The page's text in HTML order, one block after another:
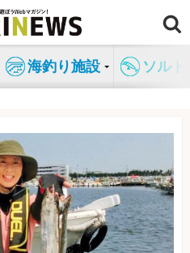
海釣り施設 ソル